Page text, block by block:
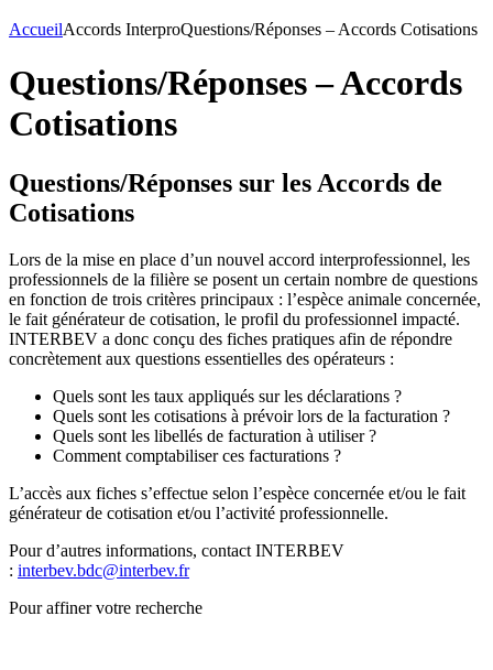
AccueilAccords InterproQuestions/Réponses – Accords Cotisations
Questions/Réponses – Accords
Cotisations
Questions/Réponses sur les Accords de
Cotisations
Lors de la mise en place d’un nouvel accord interprofessionnel, les
professionnels de la filière se posent un certain nombre de questions
en fonction de trois critères principaux : l’espèce animale concernée,
le fait générateur de cotisation, le profil du professionnel impacté.
INTERBEV a donc conçu des fiches pratiques afin de répondre
concrètement aux questions essentielles des opérateurs :
Quels sont les taux appliqués sur les déclarations ?
Quels sont les cotisations à prévoir lors de la facturation ?
Quels sont les libellés de facturation à utiliser ?
Comment comptabiliser ces facturations ?
L’accès aux fiches s’effectue selon l’espèce concernée et/ou le fait
générateur de cotisation et/ou l’activité professionnelle.
Pour d’autres informations, contact INTERBEV
: interbev.bdc@interbev.fr
Pour affiner votre recherche